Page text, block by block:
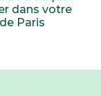
dans votre
Paris